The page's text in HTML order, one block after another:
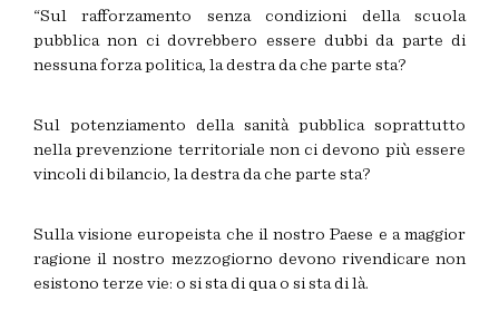
“Sul rafforzamento senza condizioni della scuola
pubblica non ci dovrebbero essere dubbi da parte di
nessuna forza politica, la destra da che parte sta?
Sul potenziamento della sanità pubblica soprattutto
nella prevenzione territoriale non ci devono più essere
vincoli di bilancio, la destra da che parte sta?
Sulla visione europeista che il nostro Paese e a maggior
ragione il nostro mezzogiorno devono rivendicare non
esistono terze vie: o si sta di qua o si sta di là.